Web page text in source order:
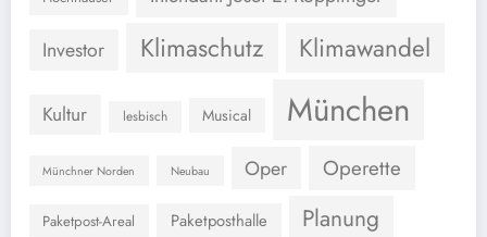
Investor
Klimaschutz Klimawandel
Kultur lesbisch Musical München
Münchner Norden Neubau Oper Operette
Paketpost-Areal Paketposthalle Planung